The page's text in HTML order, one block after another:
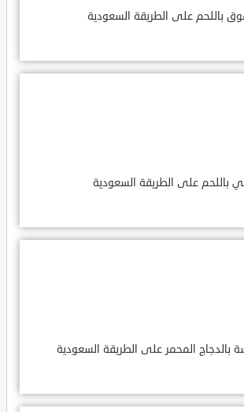
باللحم على الطريقة السعودية
باللحم على الطريقة السعودية
بالدجاج المحمر على الطريقة السعودية